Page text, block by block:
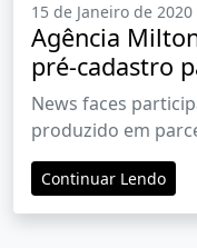
15 de Janeiro de 2020
Agência
pré-cadastro
News faces
produzido em
Continuar Lendo